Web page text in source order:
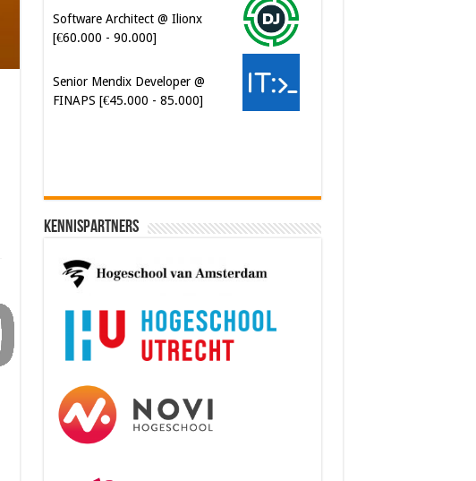
FINAPS [€45.000 - 85.000]
Kennispartners